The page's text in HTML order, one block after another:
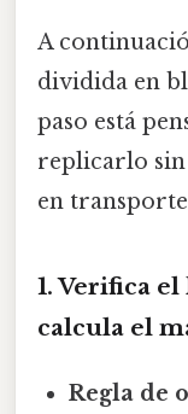
A
dividida en
paso está
replicarlo sin
en
1. Verifica
calcula el
Regla de